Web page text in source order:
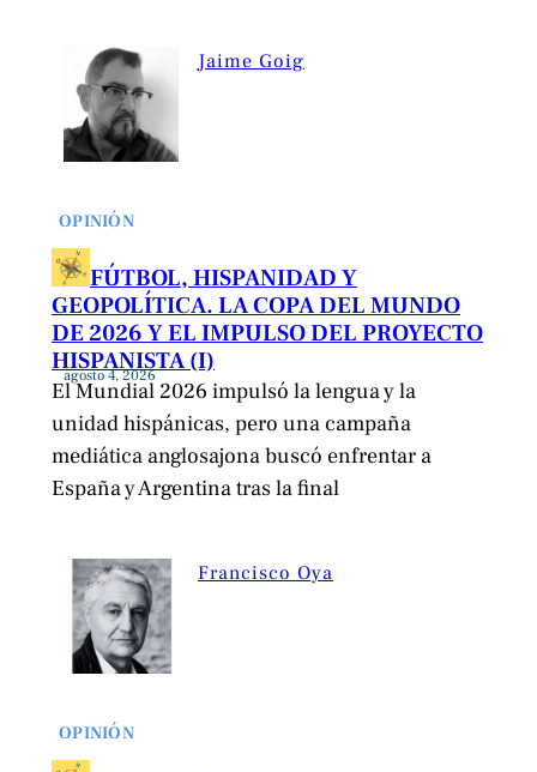
Jaime Goig
OPINIÓN
FÚTBOL, HISPANIDAD Y
GEOPOLÍTICA. LA COPA DEL MUNDO
DE 2026 Y EL IMPULSO DEL PROYECTO
HISPANISTA (I)
agosto 4, 2026
El Mundial 2026 impulsó la lengua y la
unidad hispánicas, pero una campaña
mediática anglosajona buscó enfrentar a
España y Argentina tras la final
Francisco Oya
OPINIÓN